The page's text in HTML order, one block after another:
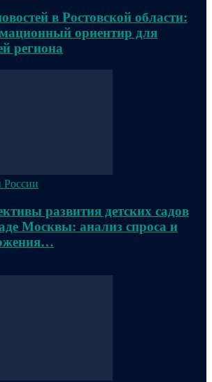
в Ростовской области:
ориентир для
региона
России
развития детских садов
Москвы: анализ спроса и